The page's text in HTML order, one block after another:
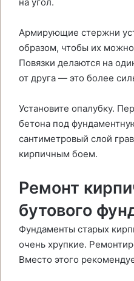
Армирующие стержни
образом, чтобы их
Повязки делаются на
от друга — это более
Установите опалубку.
бетона под
сантиметровый слой
кирпичным боем.
Ремонт
бутового
Фундаменты старых
очень хрупкие.
Вместо этого